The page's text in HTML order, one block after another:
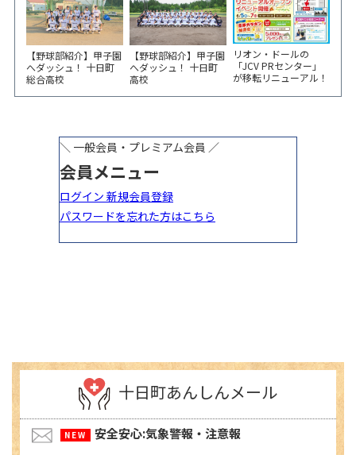
【野球部紹介】甲子園
へダッシュ！ 十日町
総合高校
【野球部紹介】甲子園
へダッシュ！ 十日町
高校
リオン・ドールの
「JCV PRセンター」
が移転リニューアル！
ベント開催
十日町あんしんメール
安全安心:気象警報・注意報